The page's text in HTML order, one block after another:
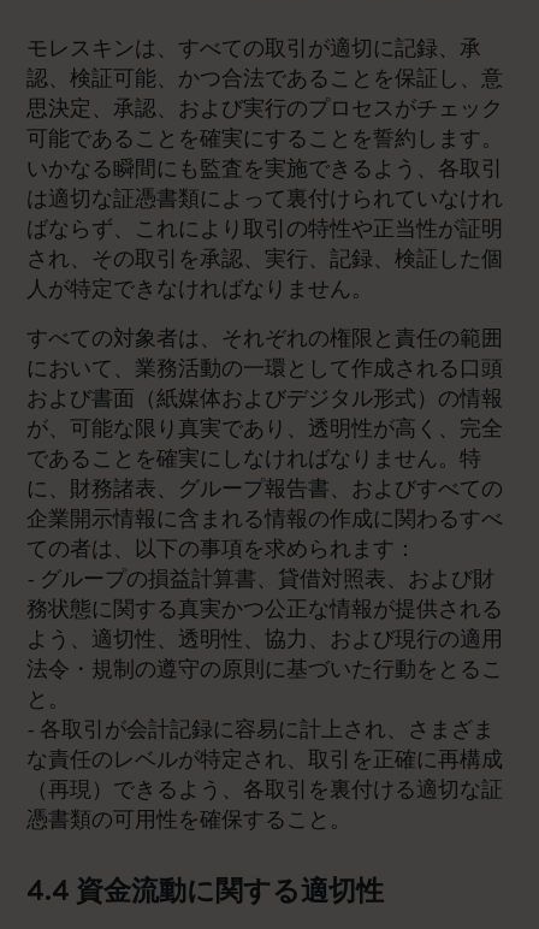
モレスキンは、すべての取引が適切に記録、承
認、検証可能、かつ合法であることを保証し、意
思決定、承認、および実行のプロセスがチェック
可能であることを確実にすることを誓約します。
いかなる瞬間にも監査を実施できるよう、各取引
は適切な証憑書類によって裏付けられていなけれ
ばならず、これにより取引の特性や正当性が証明
され、その取引を承認、実行、記録、検証した個
人が特定できなければなりません。
すべての対象者は、それぞれの権限と責任の範囲
において、業務活動の一環として作成される口頭
および書面（紙媒体およびデジタル形式）の情報
が、可能な限り真実であり、透明性が高く、完全
であることを確実にしなければなりません。特
に、財務諸表、グループ報告書、およびすべての
企業開示情報に含まれる情報の作成に関わるすべ
ての者は、以下の事項を求められます：
- グループの損益計算書、貸借対照表、および財
務状態に関する真実かつ公正な情報が提供される
よう、適切性、透明性、協力、および現行の適用
法令・規制の遵守の原則に基づいた行動をとるこ
と。
- 各取引が会計記録に容易に計上され、さまざま
な責任のレベルが特定され、取引を正確に再構成
（再現）できるよう、各取引を裏付ける適切な証
憑書類の可用性を確保すること。
4.4 資金流動に関する適切性